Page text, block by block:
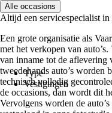
Type
Vestigingen
Alle occasions
Altijd een servicespecialist
Een grote organisatie als
met het verkopen van
van inname tot de aflevering
tweedehands auto’s worden
technisch volledig
de occasions, dan wordt dit
Vervolgens worden de